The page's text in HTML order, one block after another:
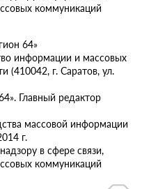
коммуникаций
64»
информации и массовых
(410042, г. Саратов, ул.
Главный редактор
массовой информации
г.
в сфере связи,
коммуникаций